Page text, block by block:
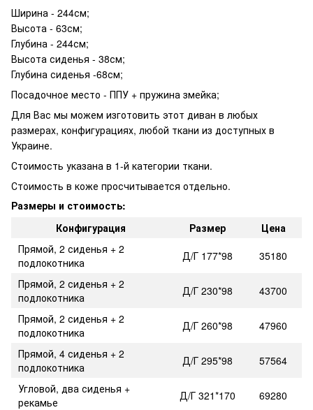
Ширина - 244см;
Высота - 63см;
Глубина - 244см;
Высота сиденья - 38см;
Глубина сиденья -68см;
Посадочное место - ППУ + пружина змейка;
Для Вас мы можем изготовить этот диван в любых
размерах, конфигурациях, любой ткани из доступных в
Украине.
Стоимость указана в 1-й категории ткани.
Стоимость в коже просчитывается отдельно.
Размеры и стоимость:
Конфигурация
Размер
Цена
Прямой, 2 сиденья + 2
подлокотника
Д/Г 177*98
35180
Прямой, 2 сиденья + 2
подлокотника
Д/Г 230*98
43700
Прямой, 2 сиденья + 2
подлокотника
Д/Г 260*98
47960
Прямой, 4 сиденья + 2
подлокотника
Д/Г 295*98
57564
Угловой, два сиденья +
рекамье
Д/Г 321*170
69280